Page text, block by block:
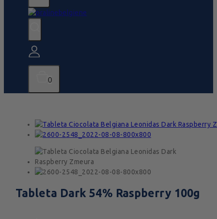
0
Tableta Dark 54% Raspberry 100g